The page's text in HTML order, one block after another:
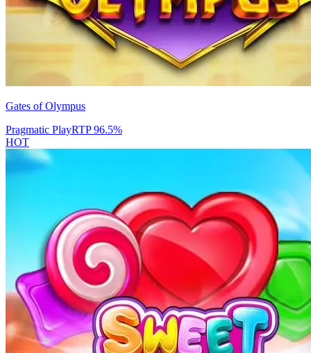
Gates of Olympus
Pragmatic PlayRTP96.5%
HOT